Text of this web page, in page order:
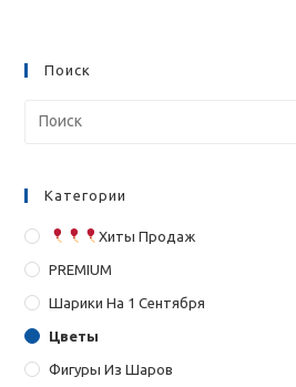
Поиск
Категории
Хиты Продаж
PREMIUM
Шарики На 1 Сентября
Цветы
Фигуры Из Шаров